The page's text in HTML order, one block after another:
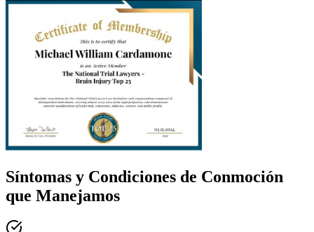
Síntomas y Condiciones de Conmoción
que Manejamos